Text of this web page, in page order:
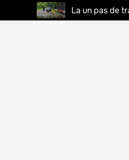
La un pas de